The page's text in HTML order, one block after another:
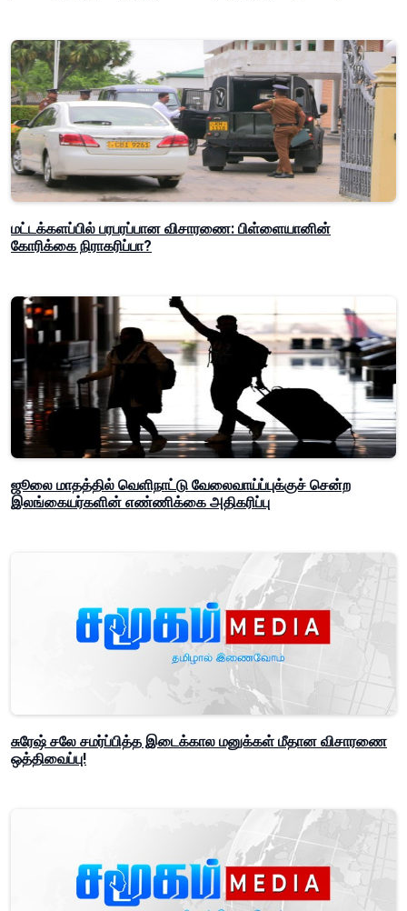
மட்டக்களப்பில் பரபரப்பான விசாரணை: பிள்ளையானின்
கோரிக்கை நிராகரிப்பா?
ஜூலை மாதத்தில் வெளிநாட்டு வேலைவாய்ப்புக்குச் சென்ற
இலங்கையர்களின் எண்ணிக்கை அதிகரிப்பு
சுரேஷ் சலே சமர்ப்பித்த இடைக்கால மனுக்கள் மீதான விசாரணை
ஒத்திவைப்பு!